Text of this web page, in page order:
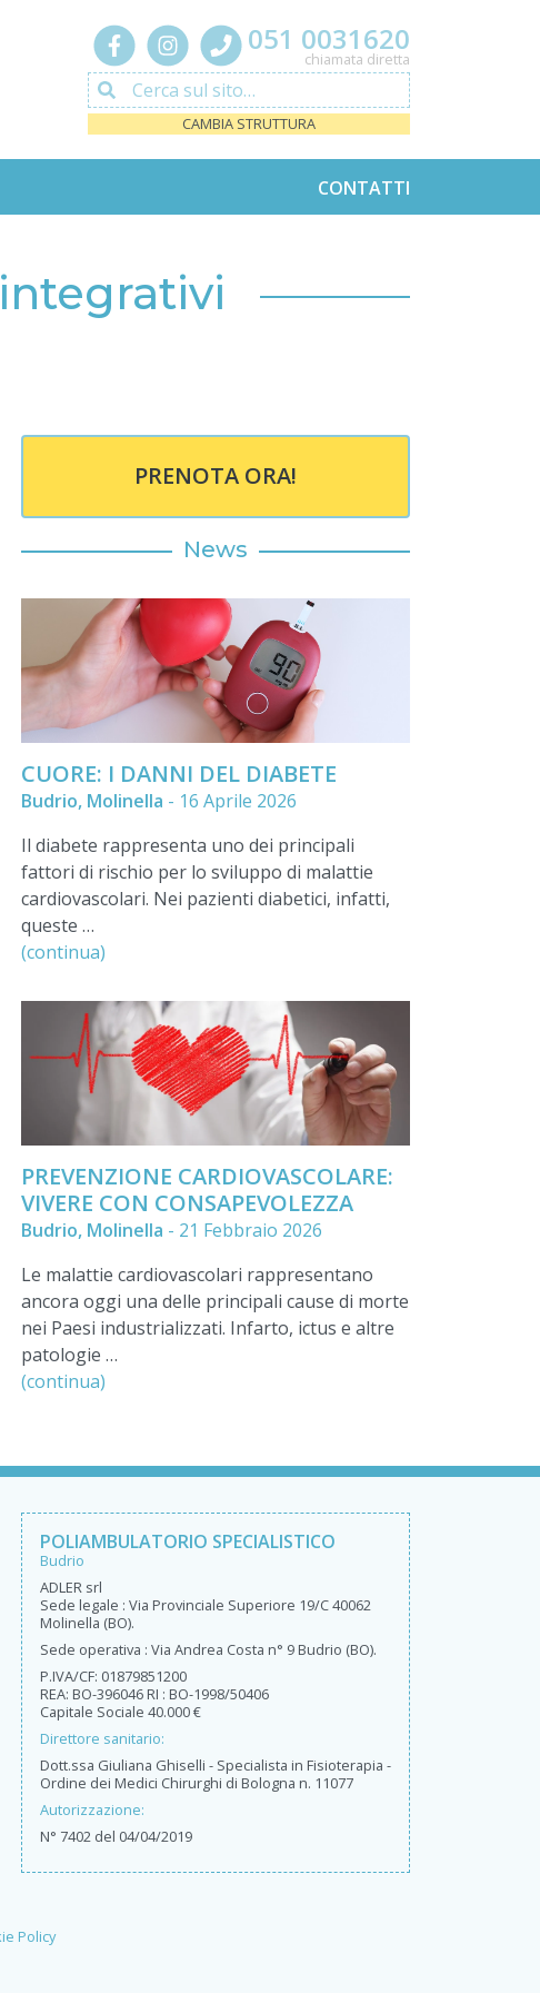
051 0031620
chiamata diretta
Cerca sul sito…
CAMBIA STRUTTURA
CONTATTI
PRENOTA ORA!
News
CUORE: I DANNI DEL DIABETE
Budrio, Molinella - 16 Aprile 2026
Il diabete rappresenta uno dei principali
fattori di rischio per lo sviluppo di malattie
cardiovascolari. Nei pazienti diabetici, infatti,
queste …
(continua)
PREVENZIONE CARDIOVASCOLARE:
VIVERE CON CONSAPEVOLEZZA
Budrio, Molinella - 21 Febbraio 2026
Le malattie cardiovascolari rappresentano
ancora oggi una delle principali cause di morte
nei Paesi industrializzati. Infarto, ictus e altre
patologie …
(continua)
POLIAMBULATORIO SPECIALISTICO
Budrio
ADLER srl
Sede legale : Via Provinciale Superiore 19/C 40062
Molinella (BO).
Sede operativa : Via Andrea Costa n° 9 Budrio (BO).
P.IVA/CF: 01879851200
REA: BO-396046 RI : BO-1998/50406
Capitale Sociale 40.000 €
Direttore sanitario:
Dott.ssa Giuliana Ghiselli - Specialista in Fisioterapia -
Ordine dei Medici Chirurghi di Bologna n. 11077
Autorizzazione:
N° 7402 del 04/04/2019
Policy